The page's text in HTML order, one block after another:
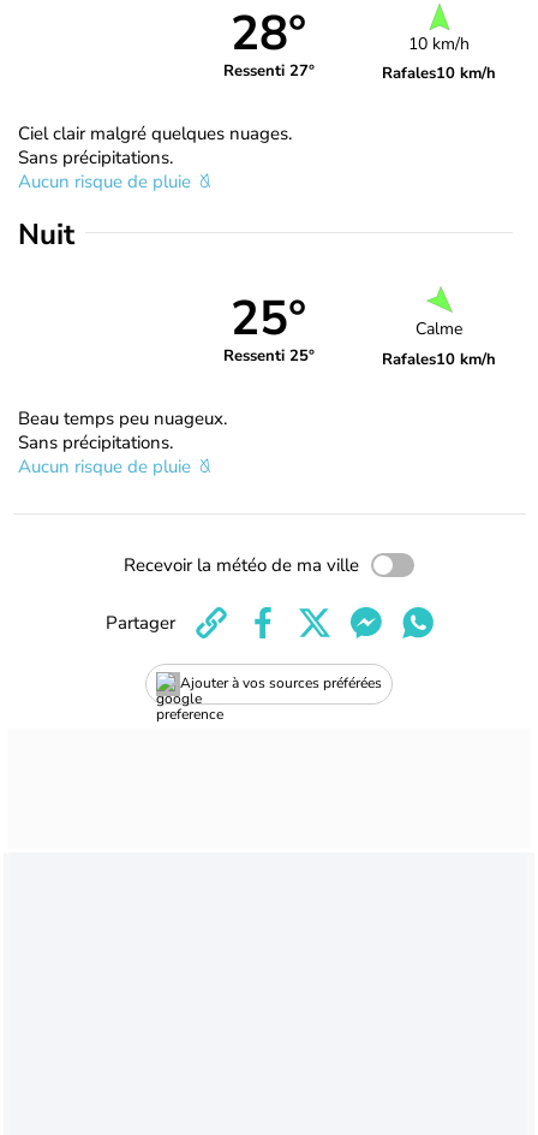
28°
Ressenti 27°
10 km/h
Rafales10 km/h
Ciel clair malgré quelques nuages.
Sans précipitations.
Aucun risque de pluie
Nuit
25°
Ressenti 25°
Calme
Rafales10 km/h
Beau temps peu nuageux.
Sans précipitations.
Aucun risque de pluie
Recevoir la météo de ma ville
Ajouter à vos sources préférées
Partager